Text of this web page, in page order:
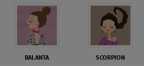
BALANTA SCORPION